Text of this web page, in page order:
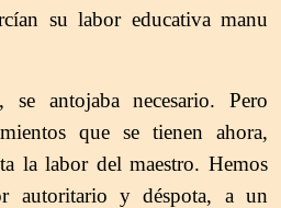
su labor educativa manu
se antojaba necesario. Pero
que se tienen ahora,
la labor del maestro. Hemos
autoritario y déspota, a un